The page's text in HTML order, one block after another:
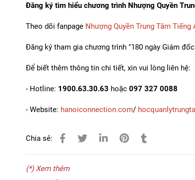
Đăng ký tìm hiểu chương trình Nhượng Quyền
Theo dõi fanpage Nhượng Quyền Trung Tâm Tiếng
Đăng ký tham gia chương trình "180 ngày Giám
Để biết thêm thông tin chi tiết, xin vui lòng liên hệ:
- Hotline: 1900.63.30.63 hoặc 097 327 0088
- Website: hanoiconnection.com/
Chia sẻ:
(*) Xem thêm